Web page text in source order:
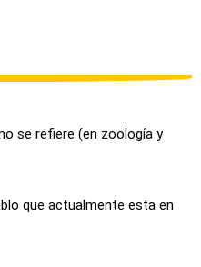
se refiere (en zoología y
que actualmente esta en